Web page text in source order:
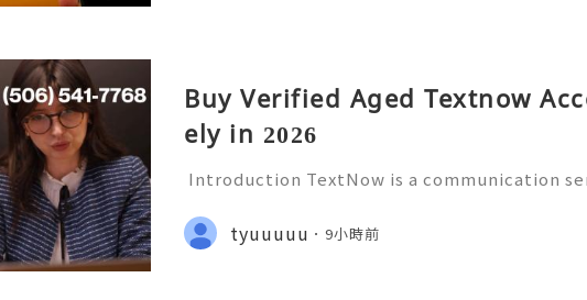
Buy Verified Aged Textnow
ely in 2026
Introduction TextNow is a communication
orted devices and applications. It can be
who want a convenient w
tyuuuuu 9小時前